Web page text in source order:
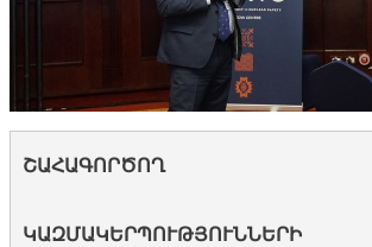
ՇԱՀԱԳՈՐԾՈՂ
ԿԱԶՄԱԿԵՐՊՈՒԹՅՈՒՆՆԵՐԻ